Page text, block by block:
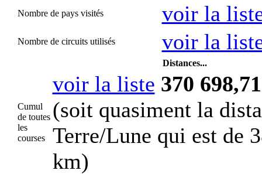
Nombre de pays visités voir la
Nombre de circuits utilisés voir la
Distances...
Cumul
de toutes
les
courses
voir la liste 370
(soit quasiment la
Terre/Lune qui est de
km)